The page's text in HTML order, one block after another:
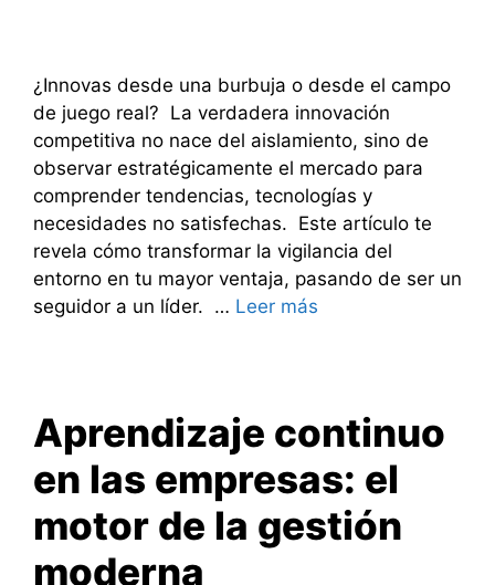
¿Innovas desde una burbuja o desde el campo
de juego real? La verdadera innovación
competitiva no nace del aislamiento, sino de
observar estratégicamente el mercado para
comprender tendencias, tecnologías y
necesidades no satisfechas. Este artículo te
revela cómo transformar la vigilancia del
entorno en tu mayor ventaja, pasando de ser un
seguidor a un líder. … Leer más
Aprendizaje continuo
en las empresas: el
motor de la gestión
moderna